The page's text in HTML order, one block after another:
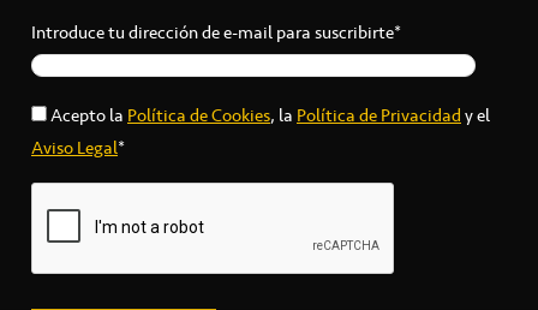
Introduce tu dirección de e-mail para suscribirte*
Acepto laPolítica de Cookies, laPolítica de Privacidady el
Aviso Legal*